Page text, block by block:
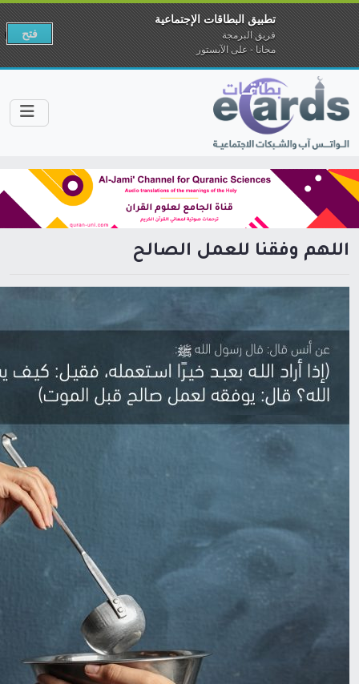
اللهم وفقنا للعمل الصالح
تطبيق البطاقات الإجتماعية
فريق البرمجة
مجانا - على الآبستور
فتح